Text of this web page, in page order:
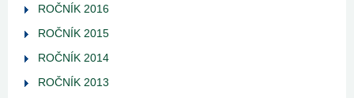
ROČNÍK 2016
ROČNÍK 2015
ROČNÍK 2014
ROČNÍK 2013